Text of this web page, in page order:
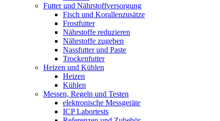
Futter und Nährstoffversorgung
Fisch und Korallenzusätze
Frostfutter
Nährstoffe reduzieren
Nährstoffe zugeben
Nassfutter und Paste
Trockenfutter
Heizen und Kühlen
Heizen
Kühlen
Messen, Regeln und Testen
elektronische Messgeräte
ICP Labortests